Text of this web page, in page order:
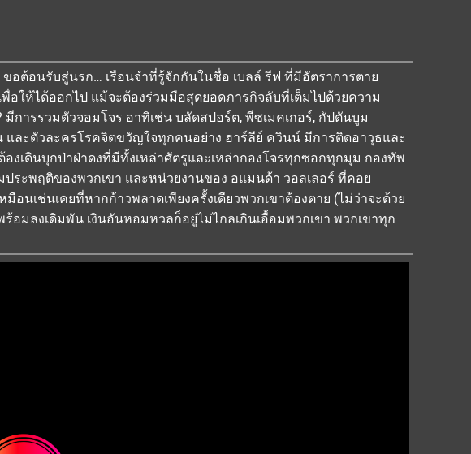
ขอต้อนรับสู่นรก… เรือนจำที่รู้จักกันในชื่อ เบลล์ รีฟ ที่มีอัตราการตาย
อให้ได้ออกไป แม้จะต้องร่วมมือสุดยอดภารกิจลับที่เต็มไปด้วยความ
การรวมตัวจอมโจร อาทิเช่น บลัดสปอร์ต, พีซเมคเกอร์, กัปตันบูม
และตัวละครโรคจิตขวัญใจทุกคนอย่าง ฮาร์ลีย์ ควินน์ มีการติดอาวุธและ
องเดินบุกป่าฝ่าดงที่มีทั้งเหล่าศัตรูและเหล่ากองโจรทุกซอกทุกมุม กองทัพ
ะพฤติของพวกเขา และหน่วยงานของ อแมนด้า วอลเลอร์ ที่คอย
นเช่นเคยที่หากก้าวพลาดเพียงครั้งเดียวพวกเขาต้องตาย (ไม่ว่าจะด้วย
มลงเดิมพัน เงินอันหอมหวลก็อยู่ไม่ไกลเกินเอื้อมพวกเขา พวกเขาทุก